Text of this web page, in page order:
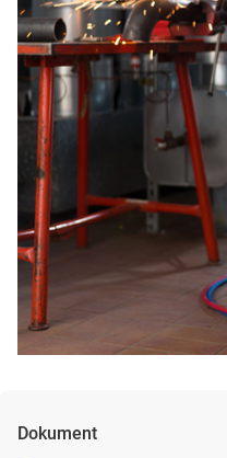
Dokument